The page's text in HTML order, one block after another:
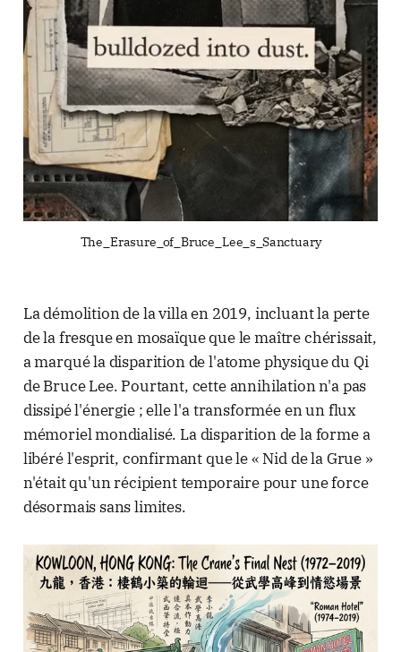
The_Erasure_of_Bruce_Lee_s_Sanctuary
La démolition de la villa en 2019, incluant la perte
de la fresque en mosaïque que le maître chérissait,
a marqué la disparition de l'atome physique du Qi
de Bruce Lee. Pourtant, cette annihilation n'a pas
dissipé l'énergie ; elle l'a transformée en un flux
mémoriel mondialisé. La disparition de la forme a
libéré l'esprit, confirmant que le « Nid de la Grue »
n'était qu'un récipient temporaire pour une force
désormais sans limites.